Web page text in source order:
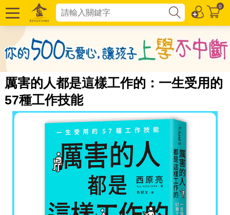
0
厲害的人都是這樣工作的：一生受用的
57種工作技能